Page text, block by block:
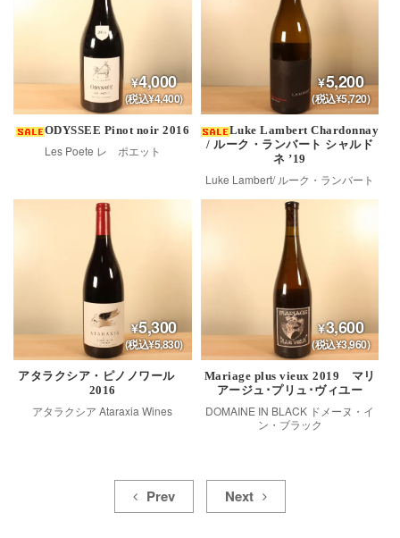
4,000
(税込¥4,400)
ODYSSEE Pinot noir 2016
Les Poete レ ポエット
5,200
(税込¥5,720)
Luke Lambert Chardonnay
/ ルーク・ランバート シャルド
ネ ’19
Luke Lambert/ ルーク・ランバート
5,300
(税込¥5,830)
アタラクシア・ピノノワール
2016
アタラクシア Ataraxia Wines
3,600
(税込¥3,960)
Mariage plus vieux 2019 マリ
アージュ･プリュ･ヴィユー
DOMAINE IN BLACK ドメーヌ・イ
ン・ブラック
Prev Next